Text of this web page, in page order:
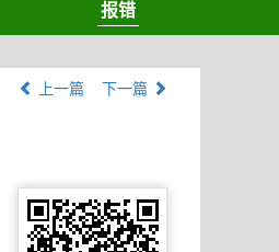
报错
上一篇
下一篇